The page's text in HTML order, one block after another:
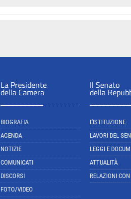
La Presidente
della Camera
BIOGRAFIA
AGENDA
NOTIZIE
COMUNICATI
DISCORSI
FOTO/VIDEO
Il Senato
della
L'ISTITUZIONE
LAVORI DEL
LEGGI E
ATTUALITÀ
RELAZIONI